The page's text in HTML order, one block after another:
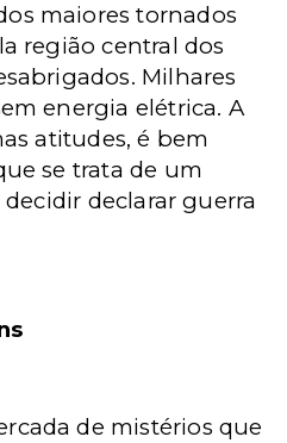
maiores tornados
região central dos
Milhares
energia elétrica. A
atitudes, é bem
se trata de um
declarar guerra
de mistérios que